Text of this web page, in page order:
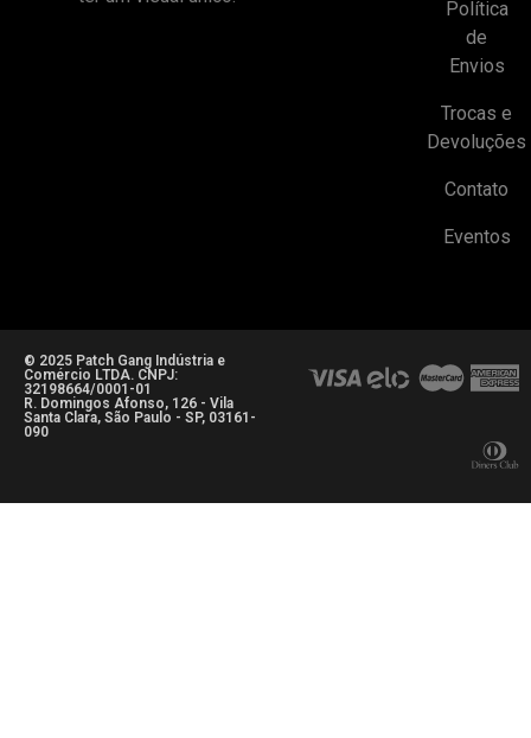
Política
de
Envios
Trocas e
Devoluções
Contato
Eventos
© 2025 Patch Gang Indústria e
Comércio LTDA. CNPJ:
32198664/0001-01
R. Domingos Afonso, 126 - Vila
Santa Clara, São Paulo - SP, 03161-
090